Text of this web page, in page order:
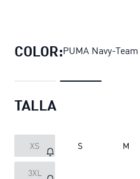
COLOR:PUMA Navy-
TALLA
XS S M
3XL